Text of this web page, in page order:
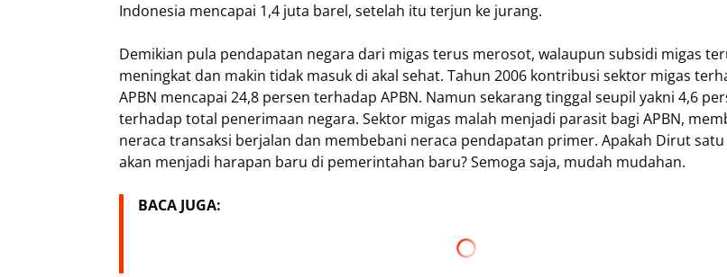
Indonesia mencapai 1,4 juta barel, setelah itu terjun ke jurang.
Demikian pula pendapatan negara dari migas terus merosot, walaupun subsidi migas
meningkat dan makin tidak masuk di akal sehat. Tahun 2006 kontribusi sektor migas
APBN mencapai 24,8 persen terhadap APBN. Namun sekarang tinggal seupil yakni 4,6
terhadap total penerimaan negara. Sektor migas malah menjadi parasit bagi APBN,
neraca transaksi berjalan dan membebani neraca pendapatan primer. Apakah Dirut
akan menjadi harapan baru di pemerintahan baru? Semoga saja, mudah mudahan.
BACA JUGA: